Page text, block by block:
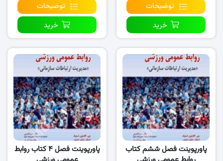
توضیحات
خرید
توضیحات
خرید
پاورپوینت فصل ششم کتاب
پاورپوینت فصل ۴ کتاب روابط